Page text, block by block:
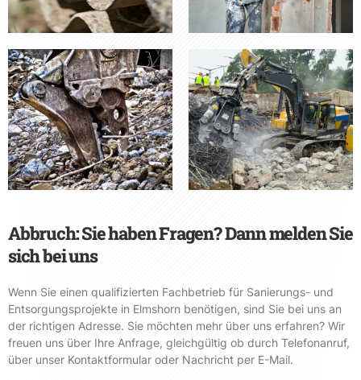
Abbruch: Sie haben Fragen? Dann melden Sie
sich bei uns
Wenn Sie einen qualifizierten Fachbetrieb für Sanierungs- und
Entsorgungsprojekte in Elmshorn benötigen, sind Sie bei uns an
der richtigen Adresse. Sie möchten mehr über uns erfahren? Wir
freuen uns über Ihre Anfrage, gleichgültig ob durch Telefonanruf,
über unser Kontaktformular oder Nachricht per E-Mail.